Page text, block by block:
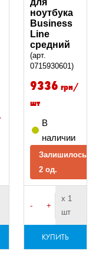
для
ноутбука
Business
Line
средний
(арт.
0715930601)
9336 грн/
шт
В
наличии
Залишилось
2 од.
- +
х 1
шт
КУПИТЬ